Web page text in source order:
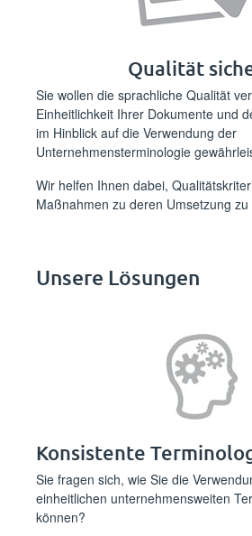
Qualität
Sie wollen die sprachliche Qualität
Einheitlichkeit Ihrer Dokumente und
im Hinblick auf die Verwendung der
Unternehmensterminologie
Wir helfen Ihnen dabei,
Maßnahmen zu deren Umsetzung
Unsere Lösungen
Konsistente
Sie fragen sich, wie Sie die
einheitlichen unternehmensweiten
können?